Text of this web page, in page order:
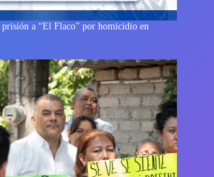
prisión a “El Flaco” por homicidio en